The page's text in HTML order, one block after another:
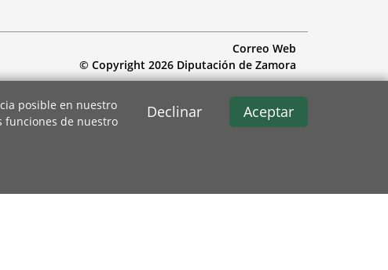
Correo Web
© Copyright 2026 Diputación de Zamora
Declinar Aceptar
posible en nuestro
funciones de nuestro